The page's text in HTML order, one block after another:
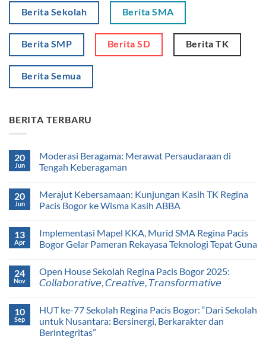
Berita Sekolah Berita SMA
Berita SMP Berita SD Berita TK
Berita Semua
BERITA TERBARU
20
Jun
Moderasi Beragama: Merawat Persaudaraan di
Tengah Keberagaman
20
Jun
Merajut Kebersamaan: Kunjungan Kasih TK Regina
Pacis Bogor ke Wisma Kasih ABBA
13
Apr
Implementasi Mapel KKA, Murid SMA Regina Pacis
Bogor Gelar Pameran Rekayasa Teknologi Tepat Guna
24
Nov
Open House Sekolah Regina Pacis Bogor 2025:
𝘊𝘰𝘭𝘭𝘢𝘣𝘰𝘳𝘢𝘵𝘪𝘷𝘦, 𝘊𝘳𝘦𝘢𝘵𝘪𝘷𝘦, 𝘛𝘳𝘢𝘯𝘴𝘧𝘰𝘳𝘮𝘢𝘵𝘪𝘷𝘦
10
Sep
HUT ke-77 Sekolah Regina Pacis Bogor: “Dari Sekolah
untuk Nusantara: Bersinergi, Berkarakter dan
Berintegritas”